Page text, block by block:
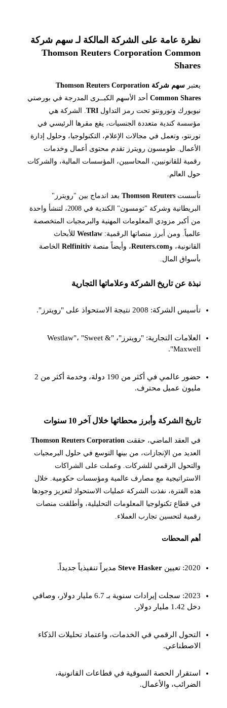
نظرة عامة على الشركة المالكة لـ سهم شركة
Thomson Reuters Corporation Common
Shares
يعتبر
سهم شركة Thomson Reuters Corporation
Common Sharesأحد الأسهم الكبــرى المدرجة في بورصتي
نيويورك وتورونتو تحت رمز التداول TRI. الشركة هي
مؤسسة كندية متعددة الجنسيات، يقع مقرها الرئيسي في
تورنتو، وتعمل في مجالات الإعلام، التكنولوجيا، وحلول إدارة
الأعمال. طومسون رويترز تقدم محتوى أعمال وخدمات
رقمية للقانونيين، المحاسبين، المؤسسات المالية، والشركات
حول العالم.
تأسست Thomson Reutersبعد اندماج بين "رويترز"
البريطانية وشركة "تومسون" الكندية في 2008، لتنشأ واحدة
من أكبر مزودي المعلومات المهنية والبرمجيات المتخصصة
عالمياً. ومن أبرز منصاتها الرقمية: Westlawللأبحاث
القانونية، وReuters.com، وأيضاً منصة Relfinitivالخاصة
بأسواق المال.
نبذة عن تاريخ الشركة وعلاماتها التجارية
تأسيس الشركة: 2008 نتيجة الاستحواذ على "رويترز".
العلامات التجارية: "رويترز"، "Westlaw"، "Sweet &
Maxwell".
حضور عالمي في أكثر من 190 دولة، وخدمة أكثر من 2
مليون عميل محترف.
تاريخ الشركة وأبرز محطاتها خلال آخر 10 سنوات
في العقد الماضي، حققت Thomson Reuters Corporation
العديد من الإنجازات، من بينها التوسع في حلول البرمجيات
والتحول الرقمي للشركات. وعملت على الشراكات
الاستراتيجية مع مصارف عالمية ومؤسسات حكومية. خلال
هذه الفترة، نفذت الشركة عمليات الاستحواذ لتعزيز وجودها
في قطاع تكنولوجيا المعلومات التحليلية، وأطلقت منصات
رقمية لتحسين تجارب العملاء.
أهم المحطات
2020: تعيين Steve Haskerمديراً تنفيذياً جديداً.
2023: سجلت إيرادات سنوية بـ 6.7 مليار دولار، وصافي
دخل 1.42 مليار دولار.
التحول الرقمي في الخدمات، واعتماد تحليلات الذكاء
الاصطناعي.
استقرار الحصة السوقية في قطاعات القانونية،
الضرائب، والأعمال.